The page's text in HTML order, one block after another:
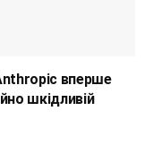
вперше
шкідливій